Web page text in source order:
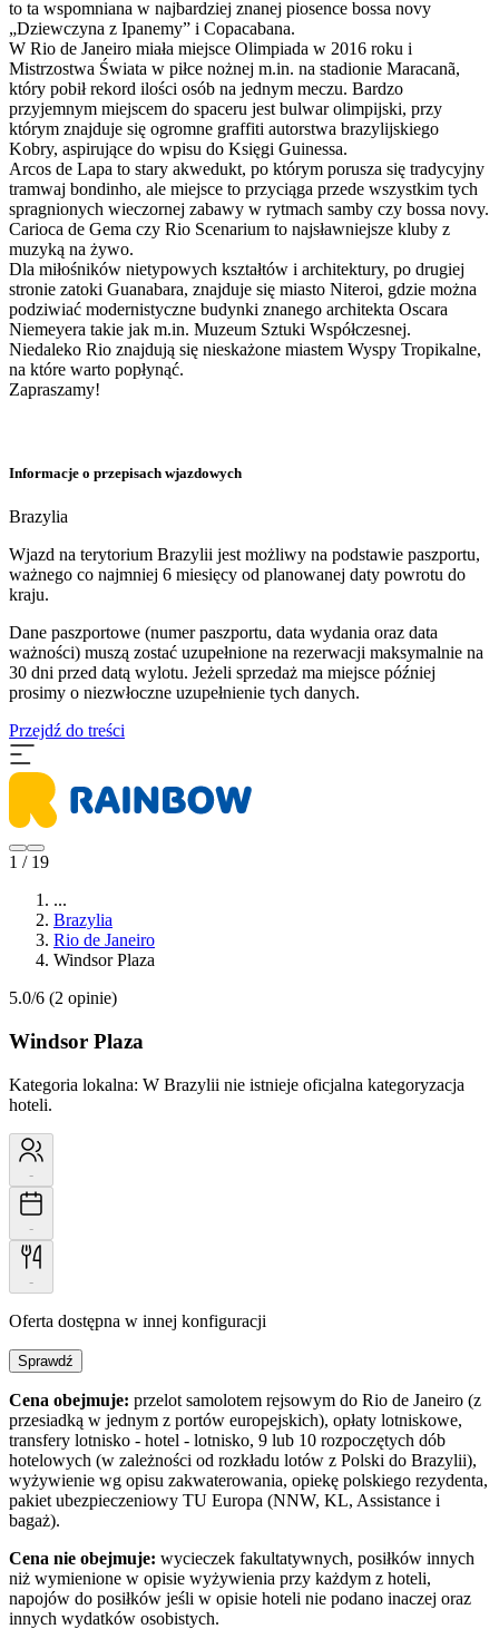
to ta wspomniana w najbardziej znanej piosence bossa novy
„Dziewczyna z Ipanemy” i Copacabana.
W Rio de Janeiro miała miejsce Olimpiada w 2016 roku i
Mistrzostwa Świata w piłce nożnej m.in. na stadionie Maracanã,
który pobił rekord ilości osób na jednym meczu. Bardzo
przyjemnym miejscem do spaceru jest bulwar olimpijski, przy
którym znajduje się ogromne graffiti autorstwa brazylijskiego
Kobry, aspirujące do wpisu do Księgi Guinessa.
Arcos de Lapa to stary akwedukt, po którym porusza się tradycyjny
tramwaj bondinho, ale miejsce to przyciąga przede wszystkim tych
spragnionych wieczornej zabawy w rytmach samby czy bossa novy.
Carioca de Gema czy Rio Scenarium to najsławniejsze kluby z
muzyką na żywo.
Dla miłośników nietypowych kształtów i architektury, po drugiej
stronie zatoki Guanabara, znajduje się miasto Niteroi, gdzie można
podziwiać modernistyczne budynki znanego architekta Oscara
Niemeyera takie jak m.in. Muzeum Sztuki Współczesnej.
Niedaleko Rio znajdują się nieskażone miastem Wyspy Tropikalne,
na które warto popłynąć.
Zapraszamy!
Informacje o przepisach wjazdowych
Brazylia
Wjazd na terytorium Brazylii jest możliwy na podstawie paszportu,
ważnego co najmniej 6 miesięcy od planowanej daty powrotu do
kraju.
Dane paszportowe (numer paszportu, data wydania oraz data
ważności) muszą zostać uzupełnione na rezerwacji maksymalnie na
30 dni przed datą wylotu. Jeżeli sprzedaż ma miejsce później
prosimy o niezwłoczne uzupełnienie tych danych.
Przejdź do treści
1 / 19
...
Brazylia
Rio de Janeiro
Windsor Plaza
5.0/6 (2 opinie)
Windsor Plaza
Kategoria lokalna: W Brazylii nie istnieje oficjalna kategoryzacja
hoteli.
-
-
-
Oferta dostępna w innej konfiguracji
Sprawdź
Cena obejmuje: przelot samolotem rejsowym do Rio de Janeiro (z
przesiadką w jednym z portów europejskich), opłaty lotniskowe,
transfery lotnisko - hotel - lotnisko, 9 lub 10 rozpoczętych dób
hotelowych (w zależności od rozkładu lotów z Polski do Brazylii),
wyżywienie wg opisu zakwaterowania, opiekę polskiego rezydenta,
pakiet ubezpieczeniowy TU Europa (NNW, KL, Assistance i
bagaż).
Cena nie obejmuje: wycieczek fakultatywnych, posiłków innych
niż wymienione w opisie wyżywienia przy każdym z hoteli,
napojów do posiłków jeśli w opisie hoteli nie podano inaczej oraz
innych wydatków osobistych.